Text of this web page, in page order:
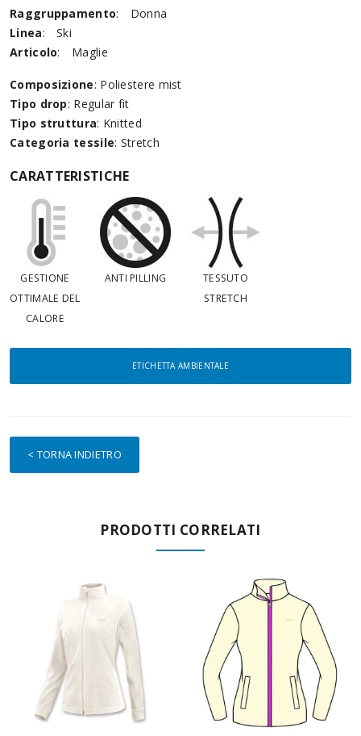
Raggruppamento:
Donna
Linea:
Ski
Articolo: Maglie
Composizione: Poliestere mist
Tipo drop: Regular fit
Tipo struttura: Knitted
Categoria tessile: Stretch
CARATTERISTICHE
GESTIONE
OTTIMALE DEL
CALORE
ANTI PILLING
TESSUTO
STRETCH
ETICHETTA AMBIENTALE
< TORNA INDIETRO
PRODOTTI CORRELATI